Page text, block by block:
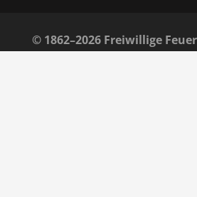
© 1862–2026 Freiwillige